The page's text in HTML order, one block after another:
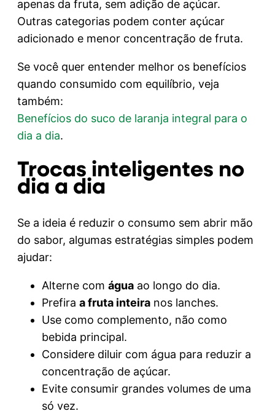
apenas da fruta, sem adição de açúcar.
Outras categorias podem conter açúcar
adicionado e menor concentração de fruta.
Se você quer entender melhor os benefícios
quando consumido com equilíbrio, veja
também:
Benefícios do suco de laranja integral para o
dia a dia.
Trocas inteligentes no
dia a dia
Se a ideia é reduzir o consumo sem abrir mão
do sabor, algumas estratégias simples podem
ajudar:
Alterne com água ao longo do dia.
Prefira a fruta inteira nos lanches.
Use como complemento, não como
bebida principal.
Considere diluir com água para reduzir a
concentração de açúcar.
Evite consumir grandes volumes de uma
só vez.